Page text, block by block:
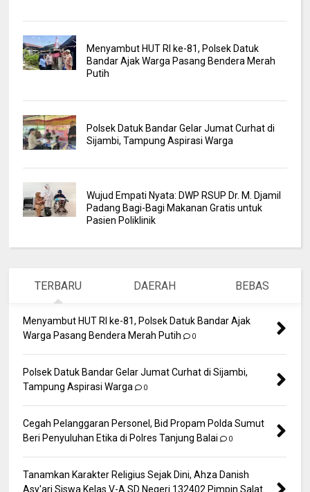
Menyambut HUT RI ke-81, Polsek Datuk
Bandar Ajak Warga Pasang Bendera Merah
Putih
Polsek Datuk Bandar Gelar Jumat Curhat di
Sijambi, Tampung Aspirasi Warga
Wujud Empati Nyata: DWP RSUP Dr. M. Djamil
Padang Bagi-Bagi Makanan Gratis untuk
Pasien Poliklinik
TERBARU DAERAH BEBAS
Menyambut HUT RI ke-81, Polsek Datuk Bandar Ajak
Warga Pasang Bendera Merah Putih
0
Polsek Datuk Bandar Gelar Jumat Curhat di Sijambi,
Tampung Aspirasi Warga
0
Cegah Pelanggaran Personel, Bid Propam Polda Sumut
Beri Penyuluhan Etika di Polres Tanjung Balai
0
Tanamkan Karakter Religius Sejak Dini, Ahza Danish
Asy'ari Siswa Kelas V-A SD Negeri 132402 Pimpin Salat